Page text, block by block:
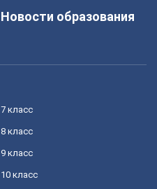
Новости образования
7 класс
8 класс
9 класс
10 класс